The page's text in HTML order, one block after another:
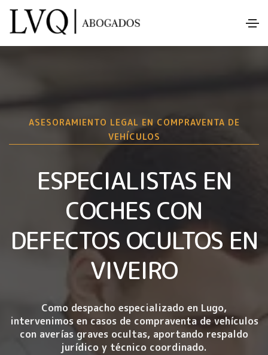
ASESORAMIENTO LEGAL EN COMPRAVENTA DE
VEHÍCULOS
ESPECIALISTAS EN
COCHES CON
DEFECTOS OCULTOS EN
VIVEIRO
Como despacho especializado en Lugo,
intervenimos en casos de compraventa de vehículos
con averías graves ocultas, aportando respaldo
jurídico y técnico coordinado.